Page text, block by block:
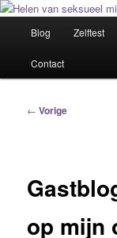
Spring
primaire
inhoudHelen
Het trauma voorbij!
Blog Zelftest
Contact
Bericht
← Vorige
op mijn